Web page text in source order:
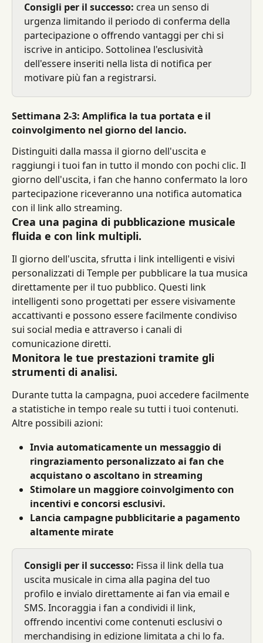
Consigli per il successo: crea un senso di
urgenza limitando il periodo di conferma della
partecipazione o offrendo vantaggi per chi si
iscrive in anticipo. Sottolinea l'esclusività
dell'essere inseriti nella lista di notifica per
motivare più fan a registrarsi.
Settimana 2-3: Amplifica la tua portata e il
coinvolgimento nel giorno del lancio.
Distinguiti dalla massa il giorno dell'uscita e
raggiungi i tuoi fan in tutto il mondo con pochi clic. Il
giorno dell'uscita, i fan che hanno confermato la loro
partecipazione riceveranno una notifica automatica
con il link allo streaming.
Crea una pagina di pubblicazione musicale
fluida e con link multipli.
Il giorno dell'uscita, sfrutta i link intelligenti e visivi
personalizzati di Temple per pubblicare la tua musica
direttamente per il tuo pubblico. Questi link
intelligenti sono progettati per essere visivamente
accattivanti e possono essere facilmente condiviso
sui social media e attraverso i canali di
comunicazione diretti.
Monitora le tue prestazioni tramite gli
strumenti di analisi.
Durante tutta la campagna, puoi accedere facilmente
a statistiche in tempo reale su tutti i tuoi contenuti.
Altre possibili azioni:
Invia automaticamente un messaggio di
ringraziamento personalizzato ai fan che
acquistano o ascoltano in streaming
Stimolare un maggiore coinvolgimento con
incentivi e concorsi esclusivi.
Lancia campagne pubblicitarie a pagamento
altamente mirate
Consigli per il successo: Fissa il link della tua
uscita musicale in cima alla pagina del tuo
profilo e invialo direttamente ai fan via email e
SMS. Incoraggia i fan a condividi il link,
offrendo incentivi come contenuti esclusivi o
merchandising in edizione limitata a chi lo fa.